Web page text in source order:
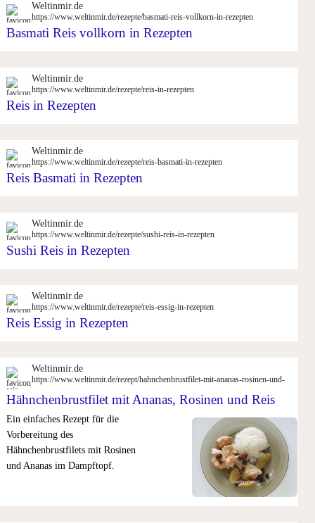
Weltinmir.de
https://www.weltinmir.de/rezepte/basmati-reis-vollkorn-in-rezepten
Basmati Reis vollkorn in Rezepten
Weltinmir.de
https://www.weltinmir.de/rezepte/reis-in-rezepten
Reis in Rezepten
Weltinmir.de
https://www.weltinmir.de/rezepte/reis-basmati-in-rezepten
Reis Basmati in Rezepten
Weltinmir.de
https://www.weltinmir.de/rezepte/sushi-reis-in-rezepten
Sushi Reis in Rezepten
Weltinmir.de
https://www.weltinmir.de/rezepte/reis-essig-in-rezepten
Reis Essig in Rezepten
Weltinmir.de
https://www.weltinmir.de/rezept/hahnchenbrustfilet-mit-ananas-rosinen-und-
reis
Hähnchenbrustfilet mit Ananas, Rosinen und Reis
Ein einfaches Rezept für die
Vorbereitung des
Hähnchenbrustfilets mit Rosinen
und Ananas im Dampftopf.